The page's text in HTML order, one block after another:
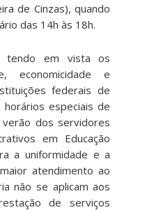
de Cinzas), quando
das 14h às 18h.
tendo em vista os
economicidade e
federais de
especiais de
dos servidores
em Educação
a uniformidade e a
atendimento ao
não se aplicam aos
de serviços